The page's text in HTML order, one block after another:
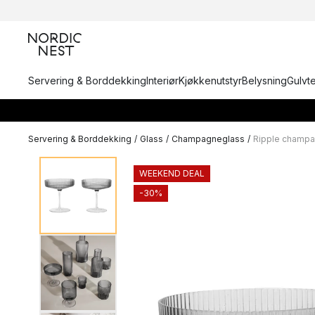
Servering & BorddekkingInteriørKjøkkenutstyrBelysning
Servering & Borddekking / Glass / Champagneglass / Ripple
WEEKEND DEAL
-30%